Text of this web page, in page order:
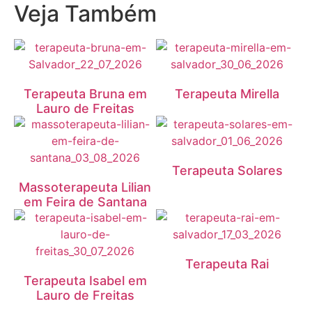
Veja Também
Terapeuta Bruna em
Lauro de Freitas
Terapeuta Mirella
Massoterapeuta Lilian
em Feira de Santana
Terapeuta Solares
Terapeuta Isabel em
Lauro de Freitas
Terapeuta Rai